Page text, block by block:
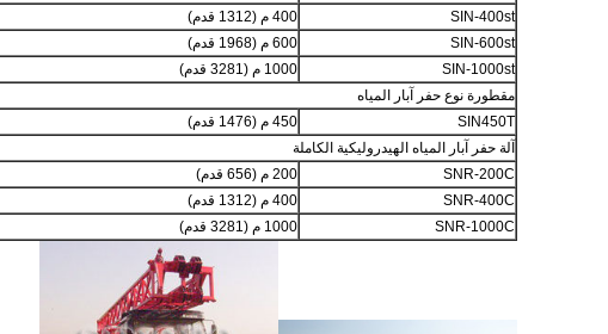
SIN-400st
400 م (1312 قدم)
SIN-600st
600 م (1968 قدم)
SIN-1000st
1000 م (3281 قدم)
مقطورة نوع حفر آبار المياه
SIN450T
450 م (1476 قدم)
آلة حفر آبار المياه الهيدروليكية الكاملة
SNR-200C
200 م (656 قدم)
SNR-400C
400 م (1312 قدم)
SNR-1000C
1000 م (3281 قدم)